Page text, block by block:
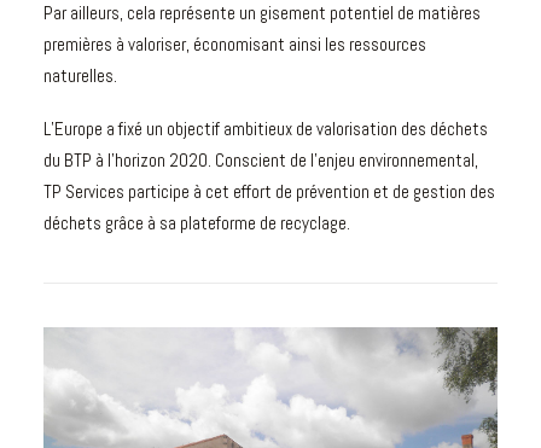
Par ailleurs, cela représente un gisement potentiel de matières
premières à valoriser, économisant ainsi les ressources
naturelles.
L’Europe a fixé un objectif ambitieux de valorisation des déchets
du BTP à l’horizon 2020. Conscient de l’enjeu environnemental,
TP Services participe à cet effort de prévention et de gestion des
déchets grâce à sa plateforme de recyclage.